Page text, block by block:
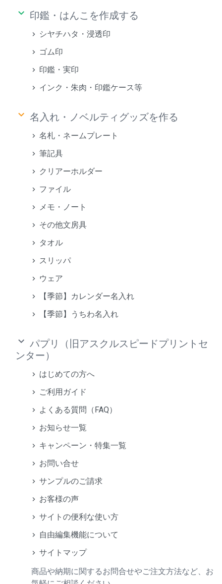
keyboard_arrow_down 印鑑・はんこを作成する
シヤチハタ・浸透印
ゴム印
印鑑・実印
インク・朱肉・印鑑ケース等
keyboard_arrow_down 名入れ・ノベルティグッズを作る
名札・ネームプレート
筆記具
クリアーホルダー
ファイル
メモ・ノート
その他文房具
タオル
スリッパ
ウェア
【季節】カレンダー名入れ
【季節】うちわ名入れ
keyboard_arrow_down パプリ（旧アスクルスピードプリントセ
ンター）
はじめての方へ
ご利用ガイド
よくある質問（FAQ）
お知らせ一覧
キャンペーン・特集一覧
お問い合せ
サンプルのご請求
お客様の声
サイトの便利な使い方
自由編集機能について
サイトマップ
商品や納期に関するお問合せやご注文方法など、お